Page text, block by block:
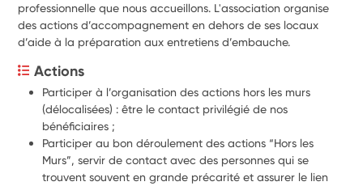
professionnelle que nous accueillons. L'association organise
des actions d’accompagnement en dehors de ses locaux
d’aide à la préparation aux entretiens d’embauche.
Actions
Participer à l’organisation des actions hors les murs
(délocalisées) : être le contact privilégié de nos
bénéficiaires ;
Participer au bon déroulement des actions “Hors les
Murs”, servir de contact avec des personnes qui se
trouvent souvent en grande précarité et assurer le lien